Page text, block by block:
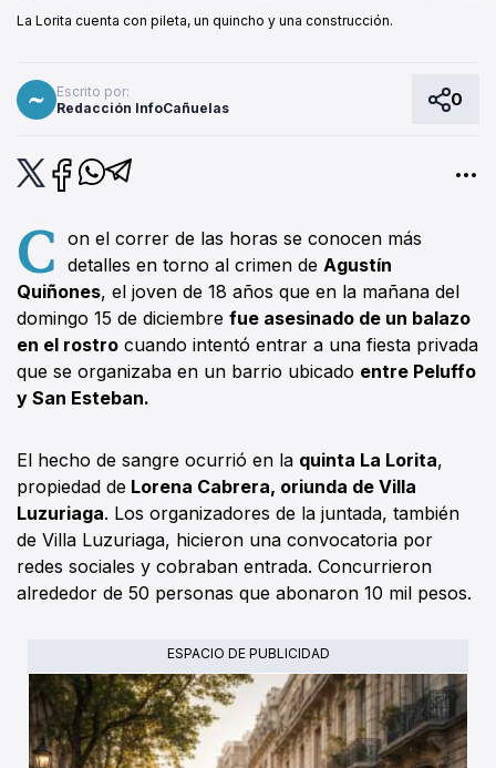
La Lorita cuenta con pileta, un quincho y una construcción.
Escrito por:
Redacción InfoCañuelas
0
C
on el correr de las horas se conocen más
detalles en torno al crimen de Agustín
Quiñones, el joven de 18 años que en la mañana del
domingo 15 de diciembre fue asesinado de un balazo
en el rostro cuando intentó entrar a una fiesta privada
que se organizaba en un barrio ubicado entre Peluffo
y San Esteban.
El hecho de sangre ocurrió en la quinta La Lorita,
propiedad de Lorena Cabrera, oriunda de Villa
Luzuriaga. Los organizadores de la juntada, también
de Villa Luzuriaga, hicieron una convocatoria por
redes sociales y cobraban entrada. Concurrieron
alrededor de 50 personas que abonaron 10 mil pesos.
ESPACIO DE PUBLICIDAD